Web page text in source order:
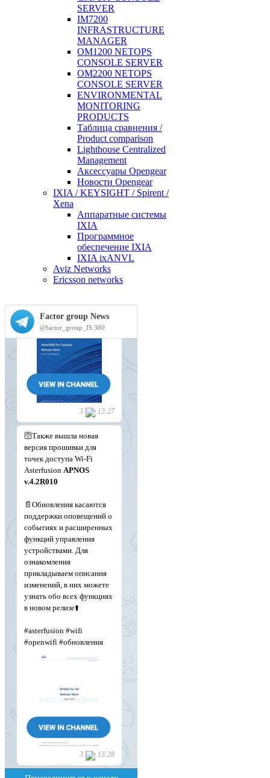
SERVER
IM7200
INFRASTRUCTURE
MANAGER
OM1200 NETOPS
CONSOLE SERVER
OM2200 NETOPS
CONSOLE SERVER
ENVIRONMENTAL
MONITORING
PRODUCTS
Таблица сравнения /
Product comparison
Lighthouse Centralized
Management
Аксессуары Opengear
Новости Opengear
IXIA / KEYSIGHT / Spirent /
Xena
Аппаратные системы
IXIA
Программное
обеспечение IXIA
IXIA ixANVL
Aviz Networks
Ericsson networks